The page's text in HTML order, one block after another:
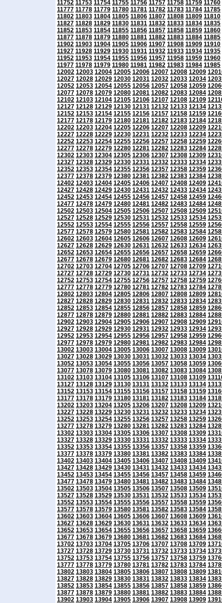
11752 11753 11754 11755 11756 11757 11758 11759 11760
11777 11778 11779 11780 11781 11782 11783 11784 11785
11802 11803 11804 11805 11806 11807 11808 11809 11810
11827 11828 11829 11830 11831 11832 11833 11834 11835
11852 11853 11854 11855 11856 11857 11858 11859 11860
11877 11878 11879 11880 11881 11882 11883 11884 11885
11902 11903 11904 11905 11906 11907 11908 11909 11910
11927 11928 11929 11930 11931 11932 11933 11934 11935
11952 11953 11954 11955 11956 11957 11958 11959 11960
11977 11978 11979 11980 11981 11982 11983 11984 11985
12002 12003 12004 12005 12006 12007 12008 12009
12027 12028 12029 12030 12031 12032 12033 12034
12052 12053 12054 12055 12056 12057 12058 12059
12077 12078 12079 12080 12081 12082 12083 12084
12102 12103 12104 12105 12106 12107 12108 12109
12127 12128 12129 12130 12131 12132 12133 12134
12152 12153 12154 12155 12156 12157 12158 12159
12177 12178 12179 12180 12181 12182 12183 12184
12202 12203 12204 12205 12206 12207 12208 12209
12227 12228 12229 12230 12231 12232 12233 12234
12252 12253 12254 12255 12256 12257 12258 12259
12277 12278 12279 12280 12281 12282 12283 12284
12302 12303 12304 12305 12306 12307 12308 12309
12327 12328 12329 12330 12331 12332 12333 12334
12352 12353 12354 12355 12356 12357 12358 12359
12377 12378 12379 12380 12381 12382 12383 12384
12402 12403 12404 12405 12406 12407 12408 12409
12427 12428 12429 12430 12431 12432 12433 12434
12452 12453 12454 12455 12456 12457 12458 12459
12477 12478 12479 12480 12481 12482 12483 12484
12502 12503 12504 12505 12506 12507 12508 12509
12527 12528 12529 12530 12531 12532 12533 12534
12552 12553 12554 12555 12556 12557 12558 12559
12577 12578 12579 12580 12581 12582 12583 12584
12602 12603 12604 12605 12606 12607 12608 12609
12627 12628 12629 12630 12631 12632 12633 12634
12652 12653 12654 12655 12656 12657 12658 12659
12677 12678 12679 12680 12681 12682 12683 12684
12702 12703 12704 12705 12706 12707 12708 12709
12727 12728 12729 12730 12731 12732 12733 12734
12752 12753 12754 12755 12756 12757 12758 12759
12777 12778 12779 12780 12781 12782 12783 12784
12802 12803 12804 12805 12806 12807 12808 12809
12827 12828 12829 12830 12831 12832 12833 12834
12852 12853 12854 12855 12856 12857 12858 12859
12877 12878 12879 12880 12881 12882 12883 12884
12902 12903 12904 12905 12906 12907 12908 12909
12927 12928 12929 12930 12931 12932 12933 12934
12952 12953 12954 12955 12956 12957 12958 12959
12977 12978 12979 12980 12981 12982 12983 12984
13002 13003 13004 13005 13006 13007 13008 13009
13027 13028 13029 13030 13031 13032 13033 13034
13052 13053 13054 13055 13056 13057 13058 13059
13077 13078 13079 13080 13081 13082 13083 13084
13102 13103 13104 13105 13106 13107 13108 13109
13127 13128 13129 13130 13131 13132 13133 13134
13152 13153 13154 13155 13156 13157 13158 13159
13177 13178 13179 13180 13181 13182 13183 13184
13202 13203 13204 13205 13206 13207 13208 13209
13227 13228 13229 13230 13231 13232 13233 13234
13252 13253 13254 13255 13256 13257 13258 13259
13277 13278 13279 13280 13281 13282 13283 13284
13302 13303 13304 13305 13306 13307 13308 13309
13327 13328 13329 13330 13331 13332 13333 13334
13352 13353 13354 13355 13356 13357 13358 13359
13377 13378 13379 13380 13381 13382 13383 13384
13402 13403 13404 13405 13406 13407 13408 13409
13427 13428 13429 13430 13431 13432 13433 13434
13452 13453 13454 13455 13456 13457 13458 13459
13477 13478 13479 13480 13481 13482 13483 13484
13502 13503 13504 13505 13506 13507 13508 13509
13527 13528 13529 13530 13531 13532 13533 13534
13552 13553 13554 13555 13556 13557 13558 13559
13577 13578 13579 13580 13581 13582 13583 13584
13602 13603 13604 13605 13606 13607 13608 13609
13627 13628 13629 13630 13631 13632 13633 13634
13652 13653 13654 13655 13656 13657 13658 13659
13677 13678 13679 13680 13681 13682 13683 13684
13702 13703 13704 13705 13706 13707 13708 13709
13727 13728 13729 13730 13731 13732 13733 13734
13752 13753 13754 13755 13756 13757 13758 13759
13777 13778 13779 13780 13781 13782 13783 13784
13802 13803 13804 13805 13806 13807 13808 13809
13827 13828 13829 13830 13831 13832 13833 13834
13852 13853 13854 13855 13856 13857 13858 13859
13877 13878 13879 13880 13881 13882 13883 13884
13902 13903 13904 13905 13906 13907 13908 13909